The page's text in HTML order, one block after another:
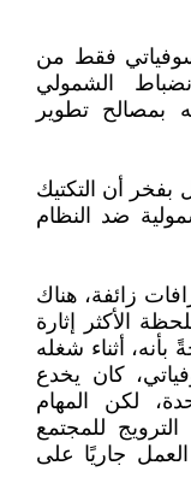
فقط من
الشمولي
بمصالح تطوير
بفخر أن التكتيك
ضد النظام
زائفة، هناك
الأكثر إثارة
أثناء شغله
كان يخدع
لكن المهام
للمجتمع
العمل جاريًا على